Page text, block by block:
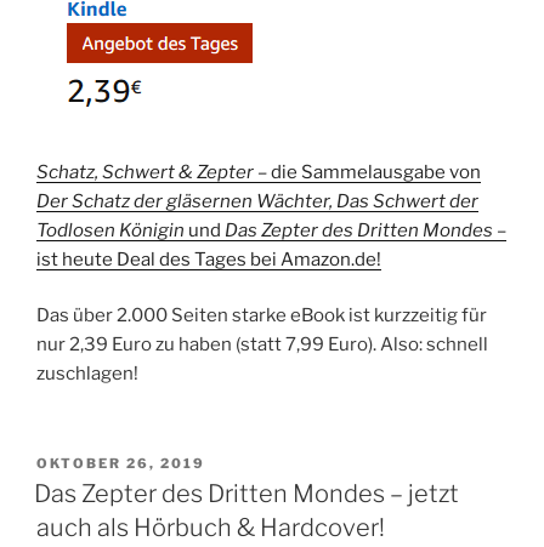
Schatz, Schwert & Zepter –die Sammelausgabe von
Der Schatz der gläsernen Wächter, Das Schwert der
Todlosen Königin und Das Zepter des Dritten Mondes –
ist heute Deal des Tages bei Amazon.de!
Das über 2.000 Seiten starke eBook ist kurzzeitig für
nur 2,39 Euro zu haben (statt 7,99 Euro). Also: schnell
zuschlagen!
VERÖFFENTLICHT
AM
OKTOBER 26, 2019
Das Zepter des Dritten Mondes – jetzt
auch als Hörbuch & Hardcover!